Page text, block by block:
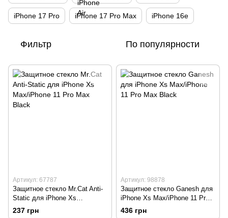
iPhone 17 Pro iPhone 17 Pro Max iPhone 16e
Фильтр По популярности
Артикул: 67787
Защитное стекло Mr.Cat Anti-
Static для iPhone Xs
Max/iPhone 11 Pro Max Black
237 грн
Артикул: 98878
Защитное стекло Ganesh для
iPhone Xs Max/iPhone 11 Pro
Max Black
436 грн